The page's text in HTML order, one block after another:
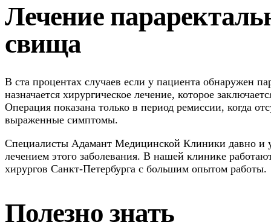
Лечение
свища
В ста процентах случаев если у пациента обнаружен
назначается хирургическое лечение, которое
Операция показана только в период ремиссии, когда
выраженные симптомы.
Специалисты Адамант Медицинской Клиники давно и
лечением этого заболевания. В нашей клинике
хирургов Санкт-Петербурга с большим опытом работы.
Полезно знать